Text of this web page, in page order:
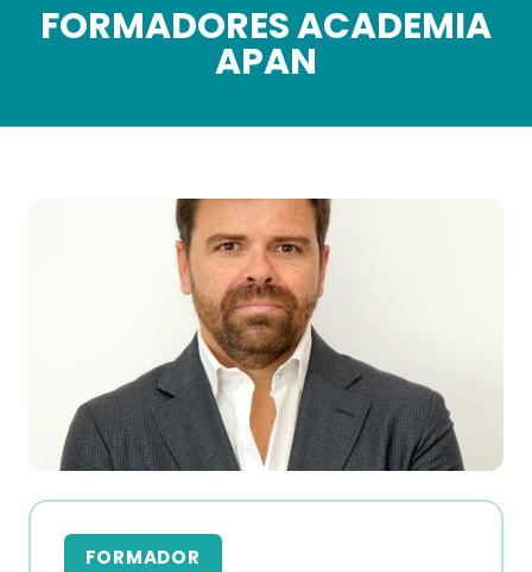
FORMADORES ACADEMIA
APAN
FORMADOR